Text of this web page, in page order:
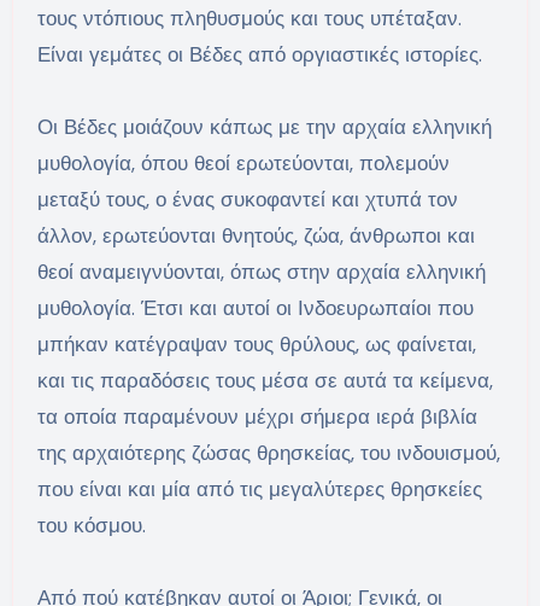
τους ντόπιους πληθυσμούς και τους υπέταξαν.
Είναι γεμάτες οι Βέδες από οργιαστικές ιστορίες.
Οι Βέδες μοιάζουν κάπως με την αρχαία ελληνική
μυθολογία, όπου θεοί ερωτεύονται, πολεμούν
μεταξύ τους, ο ένας συκοφαντεί και χτυπά τον
άλλον, ερωτεύονται θνητούς, ζώα, άνθρωποι και
θεοί αναμειγνύονται, όπως στην αρχαία ελληνική
μυθολογία. Έτσι και αυτοί οι Ινδοευρωπαίοι που
μπήκαν κατέγραψαν τους θρύλους, ως φαίνεται,
και τις παραδόσεις τους μέσα σε αυτά τα κείμενα,
τα οποία παραμένουν μέχρι σήμερα ιερά βιβλία
της αρχαιότερης ζώσας θρησκείας, του ινδουισμού,
που είναι και μία από τις μεγαλύτερες θρησκείες
του κόσμου.
Από πού κατέβηκαν αυτοί οι Άριοι; Γενικά, οι